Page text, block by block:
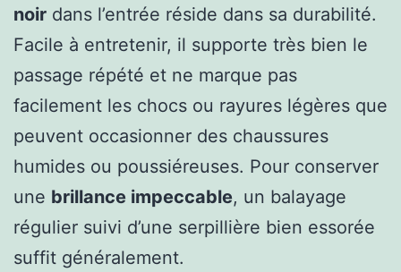
noir dans l’entrée réside dans sa durabilité.
Facile à entretenir, il supporte très bien le
passage répété et ne marque pas
facilement les chocs ou rayures légères que
peuvent occasionner des chaussures
humides ou poussiéreuses. Pour conserver
une brillance impeccable, un balayage
régulier suivi d’une serpillière bien essorée
suffit généralement.